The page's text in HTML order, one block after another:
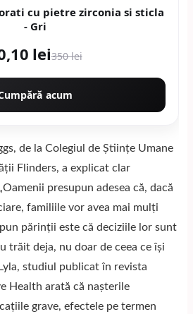
cu pietre zirconia si sticla
- Gri
lei350 lei
acum
de la Colegiul de Științe Umane
Flinders, a explicat clar
presupun adesea că, dacă
familiile vor avea mai mulți
părinții este că deciziile lor sunt
trăit deja, nu doar de ceea ce își
Lyla, studiul publicat în revista
Health arată că nașterile
grave, efectele pe termen